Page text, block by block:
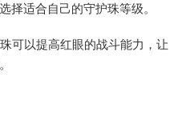
择适合自己的守护珠等级。
可以提高红眼的战斗能力，让